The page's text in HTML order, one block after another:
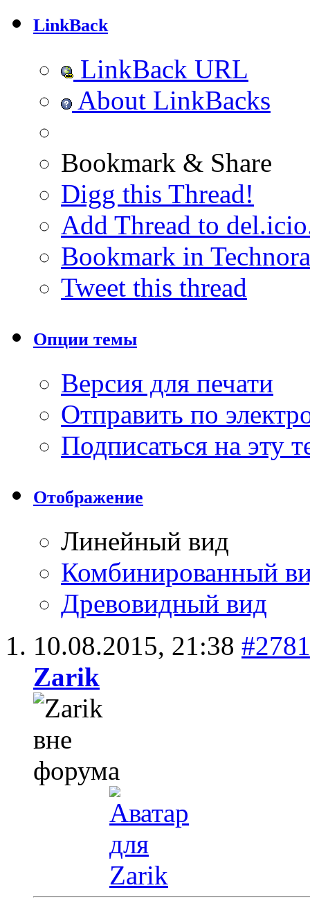
LinkBack
LinkBack URL
About LinkBacks
Bookmark & Share
Digg this Thread!
Add Thread to
Bookmark in
Tweet this thread
Опции темы
Версия для печати
Отправить по
Подписаться на эту
Отображение
Линейный вид
Комбинированный
Древовидный вид
10.08.2015, 21:38 #2781
Zarik